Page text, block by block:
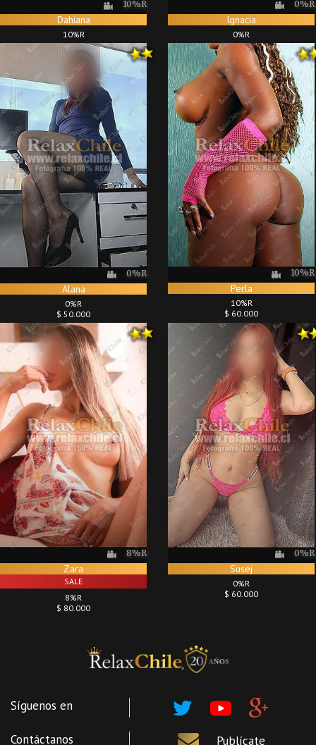
10%R
Dahiana
10%R
0%R
Ignacia
0%R
0%R
Alana
0%R
$ 50.000
10%R
Perla
10%R
$ 60.000
8%R
Zara
SALE
8%R
$ 80.000
0%R
Susej
0%R
$ 60.000
Síguenos en
Contáctanos Publícate